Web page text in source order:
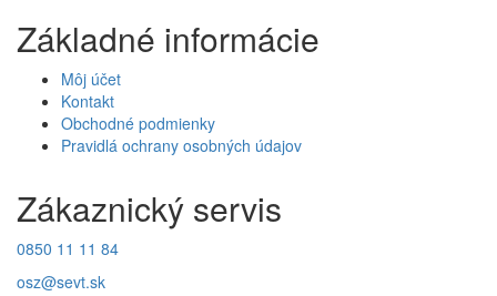
Základné informácie
Môj účet
Kontakt
Obchodné podmienky
Pravidlá ochrany osobných údajov
Zákaznický servis
0850 11 11 84
osz@sevt.sk